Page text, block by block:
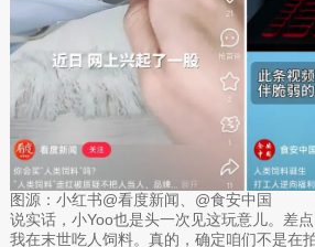
图源：小红书@看度新闻、@食安中国
说实话，小Yoo也是头一次见这玩意儿。差
我在末世吃人饲料。真的，确定咱们不是在